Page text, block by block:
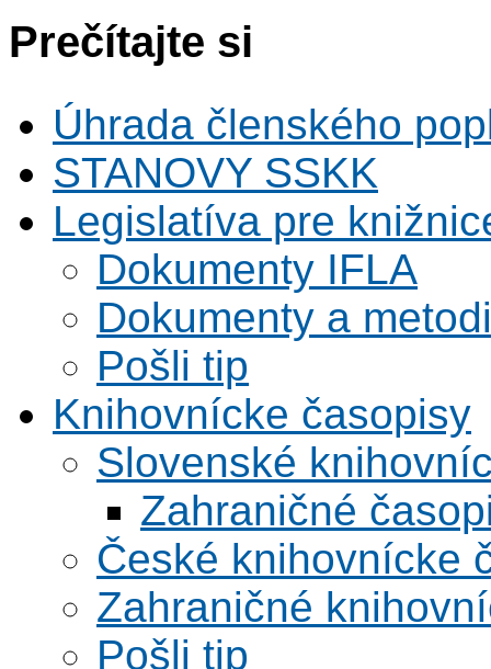
Prečítajte si
Úhrada členského
STANOVY SSKK
Legislatíva pre
Dokumenty IFLA
Dokumenty a
Pošli tip
Knihovnícke časopisy
Slovenské
Zahraničné
České knihovnícke
Zahraničné
Pošli tip